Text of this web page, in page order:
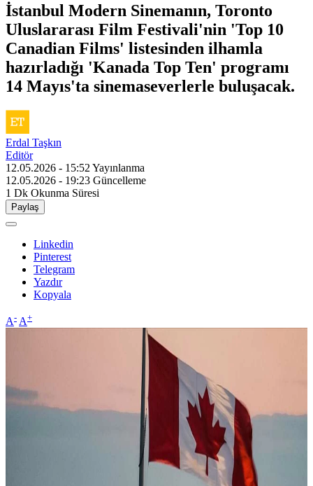
İstanbul Modern Sinemanın, Toronto
Uluslararası Film Festivali'nin 'Top 10
Canadian Films' listesinden ilhamla
hazırladığı 'Kanada Top Ten' programı
14 Mayıs'ta sinemaseverlerle buluşacak.
Erdal Taşkın
Editör
12.05.2026 - 15:52 Yayınlanma
12.05.2026 - 19:23 Güncelleme
1 Dk Okunma Süresi
Paylaş
Linkedin
Pinterest
Telegram
Yazdır
Kopyala
A- A+